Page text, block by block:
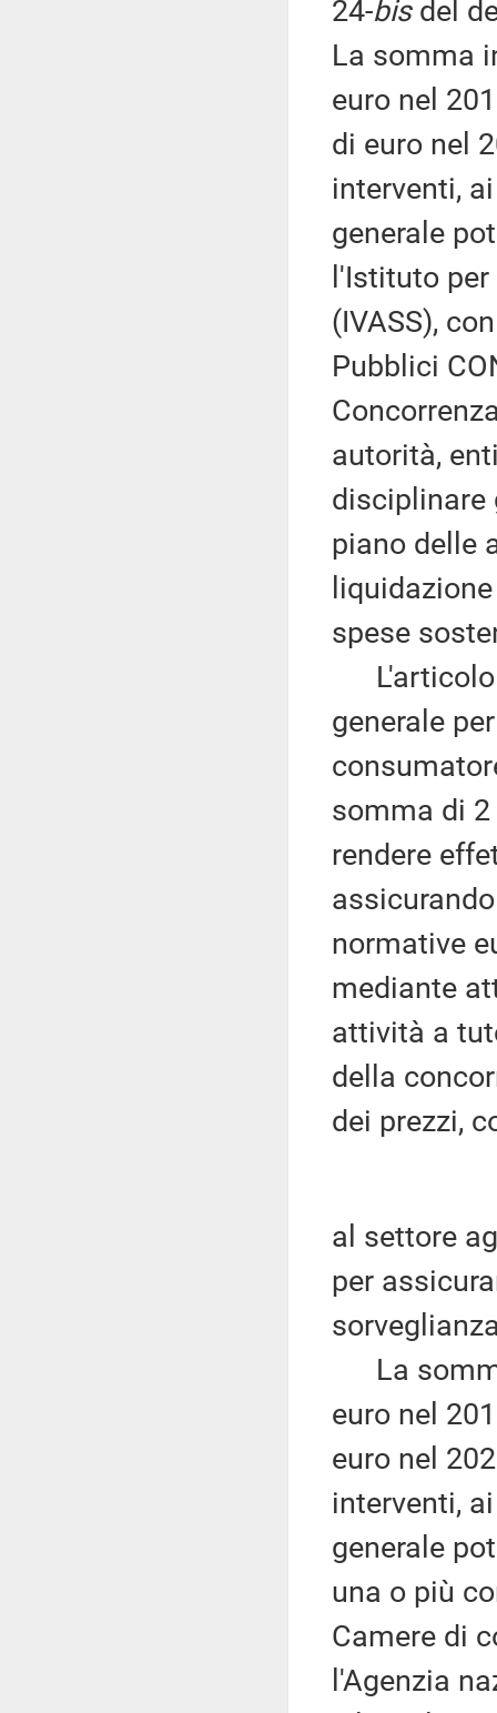
24-bisdel
La somma
euro nel
di euro nel
interventi,
generale
l'Istituto
(IVASS),
Pubblici
autorità,
disciplinare
piano delle
spese
L'articolo
generale
somma di
rendere
normative
mediante
attività a
della
dei prezzi,
al settore
per
La
euro nel
euro nel
interventi,
generale
una o più
Camere di
l'Agenzia